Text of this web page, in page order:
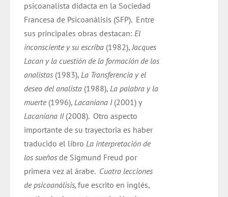
psicoanalista didacta en la Sociedad
Francesa de Psicoanálisis (SFP). Entre
sus principales obras destacan:El
inconsciente y su escriba (1982),Jacques
Lacan y la cuestión de la formación de los
analistas (1983),La Transferencia y el
deseo del analista (1988),La palabra y la
muerte (1996),Lacaniana I (2001) y
Lacaniana II (2008). Otro aspecto
importante de su trayectoria es haber
traducido el libroLa interpretación de
los sueñosde Sigmund Freud por
primera vez al árabe. Cuatro lecciones
de psicoanálisis,fue escrito en inglés,